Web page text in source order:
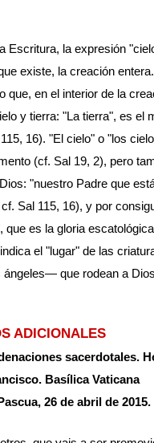
Escritura, la expresión
existe, la creación
que, en el interior de la
y tierra: "La tierra", es el
16). "El cielo" o "los
(cf. Sal 19, 2), pero
"nuestro Padre que
Sal 115, 16), y por
que es la gloria
el "lugar" de las
que rodean a
ADICIONALES
sacerdotales.
Basílica Vaticana
26 de abril de 2015.